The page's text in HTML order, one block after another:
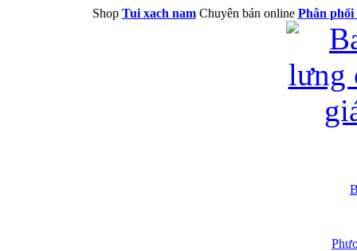
Shop Tui xach namChuyên bán online Phân phối